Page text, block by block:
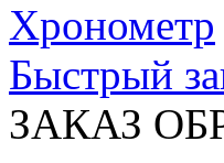
Хронометр
Быстрый
ЗАКАЗ